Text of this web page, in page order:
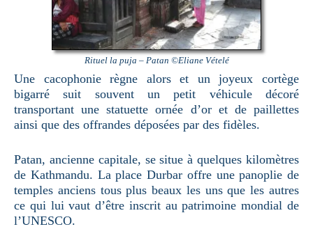
Rituel la puja – Patan ©Eliane Vételé
Une cacophonie règne alors et un joyeux cortège
bigarré suit souvent un petit véhicule décoré
transportant une statuette ornée d’or et de paillettes
ainsi que des offrandes déposées par des fidèles.
Patan, ancienne capitale, se situe à quelques kilomètres
de Kathmandu. La place Durbar offre une panoplie de
temples anciens tous plus beaux les uns que les autres
ce qui lui vaut d’être inscrit au patrimoine mondial de
l’UNESCO.